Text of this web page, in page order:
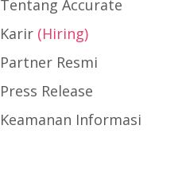
Tentang Accurate
Karir (Hiring)
Partner Resmi
Press Release
Keamanan Informasi